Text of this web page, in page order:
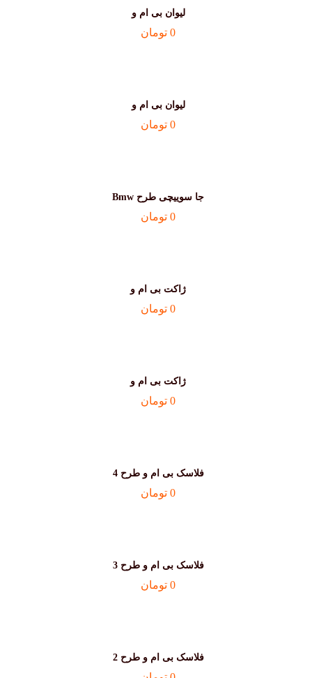
لیوان بی ام و
0 تومان
لیوان بی ام و
0 تومان
جا سوییچی طرح Bmw
0 تومان
ژاکت بی ام و
0 تومان
ژاکت بی ام و
0 تومان
فلاسک بی ام و طرح 4
0 تومان
فلاسک بی ام و طرح 3
0 تومان
فلاسک بی ام و طرح 2